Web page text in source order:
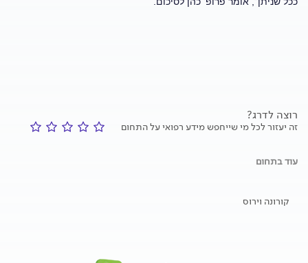
רוצה לדרג?
זה יעזור לכל מי שייחפש מידע רפואי על התחום
עוד בתחום
קורונה וירוס